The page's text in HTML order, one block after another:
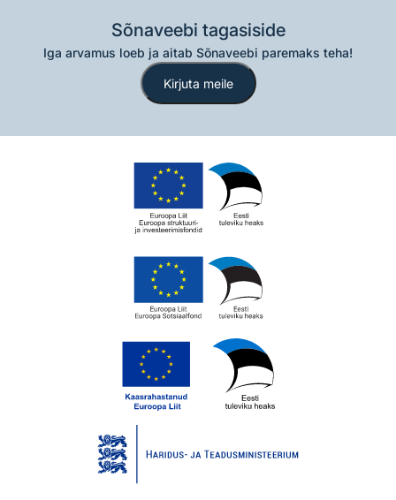
Sõnaveebi tagasiside
Iga arvamus loeb ja aitab Sõnaveebi paremaks teha!
Kirjuta meile